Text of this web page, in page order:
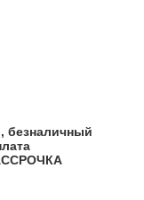
безналичный